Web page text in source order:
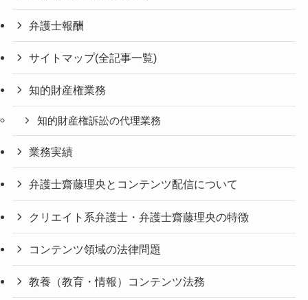
弁護士報酬
サイトマップ(全記事一覧)
知的財産権業務
知的財産権訴訟の代理業務
業務実績
弁護士齋藤理央とコンテンツ配信について
クリエイト系弁護士・弁護士齋藤理央の特徴
コンテンツ領域の法律問題
教養（教育・情報）コンテンツ法務